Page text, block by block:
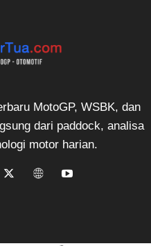
MotoGP, WSBK, dan
dari paddock, analisa
motor harian.